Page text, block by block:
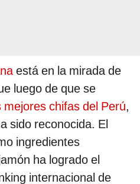
está en la mirada de
luego de que se
chifas del Perú,
sido reconocida. El
ingredientes
ha logrado el
internacional de